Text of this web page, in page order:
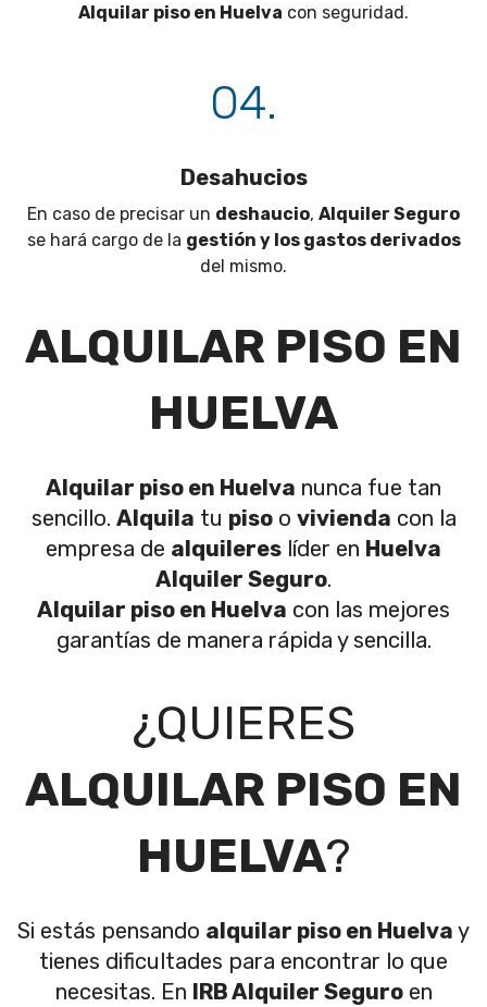
Alquilar piso en Huelva con seguridad.
04.
Desahucios
En caso de precisar un deshaucio, Alquiler Seguro
se hará cargo de la gestión y los gastos derivados
del mismo.
ALQUILAR PISO EN
HUELVA
Alquilar piso en Huelva nunca fue tan
sencillo. Alquila tu pisoo vivienda con la
empresa de alquileres líder en Huelva
Alquiler Seguro.
Alquilar piso en Huelva con las mejores
garantías de manera rápida y sencilla.
¿QUIERES
ALQUILAR PISO EN
HUELVA?
Si estás pensando alquilar piso en Huelva y
tienes dificultades para encontrar lo que
necesitas. En
IRB Alquiler Seguroen